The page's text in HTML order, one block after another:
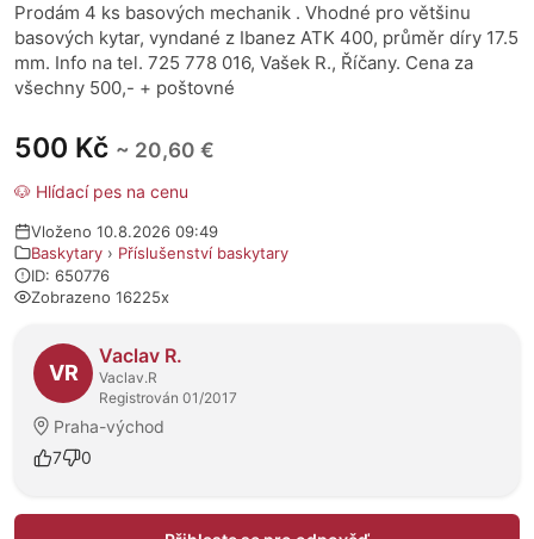
500 Kč ~ 20,60 €
🐶 Hlídací pes na cenu
Vloženo 10.8.2026 09:49
Baskytary › Příslušenství baskytary
ID: 650776
Zobrazeno 16225x
O prodejci
VR
Vaclav R.
Vaclav.R
Registrován 01/2017
Praha-východ
7
0
Prodám 4 ks basových mechanik . Vhodné pro většinu
basových kytar, vyndané z Ibanez ATK 400, průměr díry 17.5
mm. Info na tel. 725 778 016, Vašek R., Říčany. Cena za
všechny 500,- + poštovné